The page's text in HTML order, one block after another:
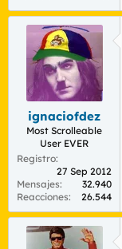
ignaciofdez
Most Scrolleable
User EVER
Registro
27 Sep 2012
Mensajes
32.940
Reacciones
26.544